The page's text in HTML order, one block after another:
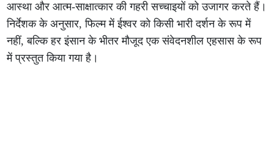
आस्था और आत्म-साक्षात्कार की गहरी सच्चाइयों को उजागर करते हैं।
निर्देशक के अनुसार, फिल्म में ईश्वर को किसी भारी दर्शन के रूप में
नहीं, बल्कि हर इंसान के भीतर मौजूद एक संवेदनशील एहसास के रूप
में प्रस्तुत किया गया है।